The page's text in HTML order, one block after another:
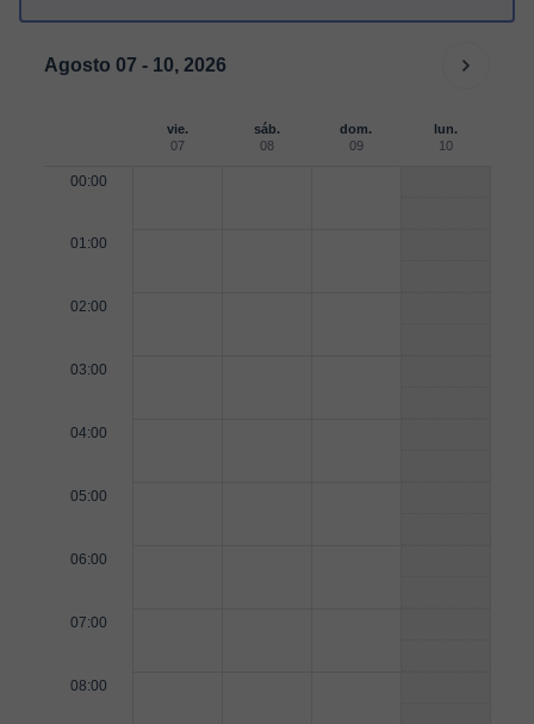
Agosto 07 - 10, 2026
vie.
07
sáb.
08
dom.
09
lun.
10
00:00
01:00
02:00
03:00
04:00
05:00
06:00
07:00
08:00